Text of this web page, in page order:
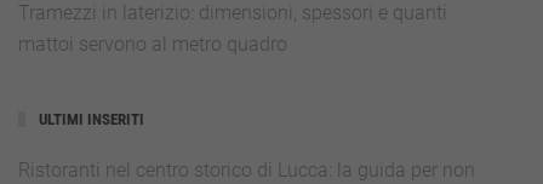
Tramezzi in laterizio: dimensioni, spessori e quanti
mattoi servono al metro quadro
ULTIMI INSERITI
Ristoranti nel centro storico di Lucca: la guida per non